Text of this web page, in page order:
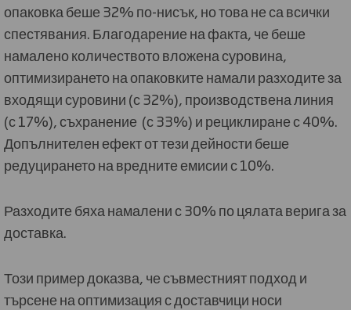
опаковка беше 32% по-нисък, но това не са всички
спестявания. Благодарение на факта, че беше
намалено количеството вложена суровина,
оптимизирането на опаковките намали разходите за
входящи суровини (с 32%), производствена линия
(с 17%), съхранение (с 33%) и рециклиране с 40%.
Допълнителен ефект от тези дейности беше
редуцирането на вредните емисии с 10%.
Разходите бяха намалени с 30% по цялата верига за
доставка.
Този пример доказва, че съвместният подход и
търсене на оптимизация с доставчици носи